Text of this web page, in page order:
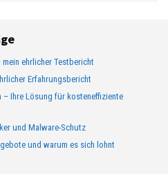
ehrlicher Testbericht
Erfahrungsbericht
– Ihre Lösung für kosteneffiziente
und Malware-Schutz
und warum es sich lohnt